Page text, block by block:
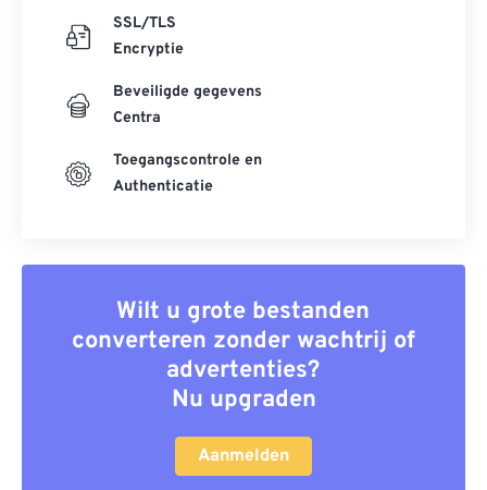
SSL/TLS
Encryptie
Beveiligde gegevens
Centra
Toegangscontrole en
Authenticatie
Wilt u grote bestanden
converteren zonder wachtrij of
advertenties?
Nu upgraden
Aanmelden